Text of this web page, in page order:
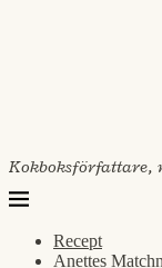
Kokboksförfattare,
Recept
Anettes